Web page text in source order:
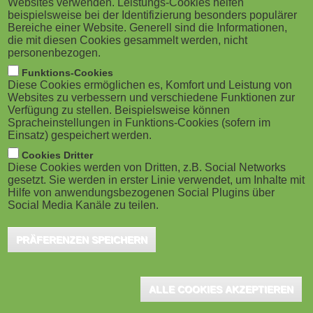
M
o
b
i
l
e
)
ausländische Ärzte & Pflegekräfte
Köln, Oktober 2018 – Ausländische Ärzte und
Pflegekräfte werden für Krankenhäuser und
Rekrutierung und vor...
Websites verwenden. Leistungs-Cookies helfen
beispielsweise bei der Identifizierung besonders populärer
Bereiche einer Website. Generell sind die Informationen,
die mit diesen Cookies gesammelt werden, nicht
personenbezogen.
Funktions-Cookies
Diese Cookies ermöglichen es, Komfort und Leistung von
Websites zu verbessern und verschiedene Funktionen zur
Verfügung zu stellen. Beispielsweise können
Spracheinstellungen in Funktions-Cookies (sofern im
Einsatz) gespeichert werden.
Cookies Dritter
Diese Cookies werden von Dritten, z.B. Social Networks
gesetzt. Sie werden in erster Linie verwendet, um Inhalte mit
Hilfe von anwendungsbezogenen Social Plugins über
Social Media Kanäle zu teilen.
PRÄFERENZEN SPEICHERN
ALLE COOKIES AKZEPTIEREN